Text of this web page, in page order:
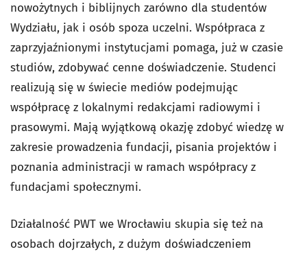
nowożytnych i biblijnych zarówno dla studentów
Wydziału, jak i osób spoza uczelni. Współpraca z
zaprzyjaźnionymi instytucjami pomaga, już w czasie
studiów, zdobywać cenne doświadczenie. Studenci
realizują się w świecie mediów podejmując
współpracę z lokalnymi redakcjami radiowymi i
prasowymi. Mają wyjątkową okazję zdobyć wiedzę w
zakresie prowadzenia fundacji, pisania projektów i
poznania administracji w ramach współpracy z
fundacjami społecznymi.
Działalność PWT we Wrocławiu skupia się też na
osobach dojrzałych, z dużym doświadczeniem